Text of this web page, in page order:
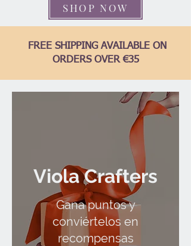
FREE SHIPPING AVAILABLE ON
ORDERS OVER €35
SHOP NOW
Viola Crafters
Gana puntos y
conviértelos en
recompensas